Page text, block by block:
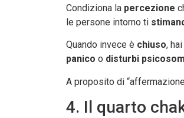
Condiziona la percezione
le persone intorno ti
Quando invece è chiuso,
panico o disturbi
A proposito di
4. Il quarto